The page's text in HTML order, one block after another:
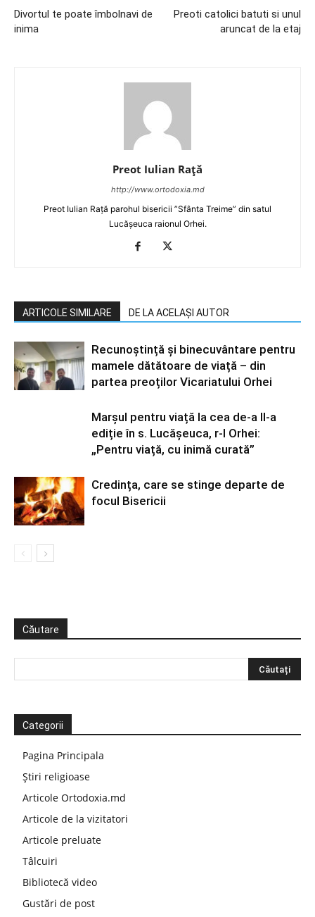
Divortul te poate îmbolnavi de
inima
Preoti catolici batuti si unul
aruncat de la etaj
Preot Iulian Raţă
http://www.ortodoxia.md
Preot Iulian Rață parohul bisericii ”Sfânta Treime” din satul
Lucășeuca raionul Orhei.
ARTICOLE SIMILARE DE LA ACELAȘI AUTOR
Recunoștință și binecuvântare pentru
mamele dătătoare de viață – din
partea preoților Vicariatului Orhei
Marșul pentru viață la cea de-a II-a
ediție în s. Lucășeuca, r-l Orhei:
„Pentru viață, cu inimă curată”
Credința, care se stinge departe de
focul Bisericii
Căutare
Categorii
Pagina Principala
Știri religioase
Articole Ortodoxia.md
Articole de la vizitatori
Articole preluate
Tâlcuiri
Bibliotecă video
Gustări de post